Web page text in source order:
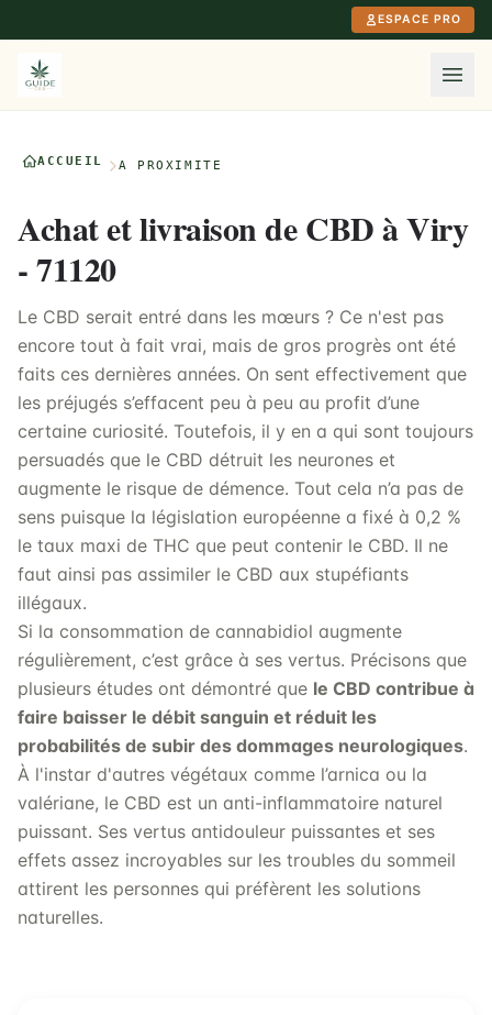
ESPACE PRO
ACCUEIL À PROXIMITÉ
Achat et livraison de CBD à Viry
- 71120
Le CBD serait entré dans les mœurs ? Ce n'est pas
encore tout à fait vrai, mais de gros progrès ont été
faits ces dernières années. On sent effectivement que
les préjugés s’effacent peu à peu au profit d’une
certaine curiosité. Toutefois, il y en a qui sont toujours
persuadés que le CBD détruit les neurones et
augmente le risque de démence. Tout cela n’a pas de
sens puisque la législation européenne a fixé à 0,2 %
le taux maxi de THC que peut contenir le CBD. Il ne
faut ainsi pas assimiler le CBD aux stupéfiants
illégaux.
Si la consommation de cannabidiol augmente
régulièrement, c’est grâce à ses vertus. Précisons que
plusieurs études ont démontré que le CBD contribue à
faire baisser le débit sanguin et réduit les
probabilités de subir des dommages neurologiques.
À l'instar d'autres végétaux comme l’arnica ou la
valériane, le CBD est un anti-inflammatoire naturel
puissant. Ses vertus antidouleur puissantes et ses
effets assez incroyables sur les troubles du sommeil
attirent les personnes qui préfèrent les solutions
naturelles.